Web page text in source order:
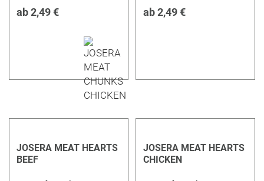
ab2,49 € ab2,49 €
JOSERA MEAT HEARTS
BEEF
JOSERA MEAT HEARTS
CHICKEN